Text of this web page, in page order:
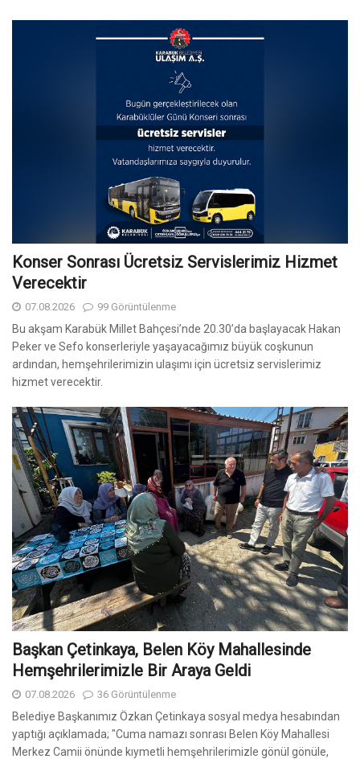
Konser Sonrası Ücretsiz Servislerimiz Hizmet
Verecektir
07.08.2026 99 Görüntülenme
Bu akşam Karabük Millet Bahçesi’nde 20.30’da başlayacak Hakan
Peker ve Sefo konserleriyle yaşayacağımız büyük coşkunun
ardından, hemşehrilerimizin ulaşımı için ücretsiz servislerimiz
hizmet verecektir.
Başkan Çetinkaya, Belen Köy Mahallesinde
Hemşehrilerimizle Bir Araya Geldi
07.08.2026 36 Görüntülenme
Belediye Başkanımız Özkan Çetinkaya sosyal medya hesabından
yaptığı açıklamada; "Cuma namazı sonrası Belen Köy Mahallesi
Merkez Camii önünde kıymetli hemşehrilerimizle gönül gönüle,